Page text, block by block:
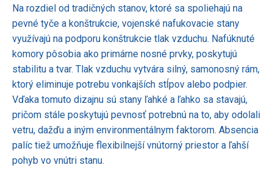
Na rozdiel od tradičných stanov, ktoré sa spoliehajú na
pevné tyče a konštrukcie, vojenské nafukovacie stany
využívajú na podporu konštrukcie tlak vzduchu. Nafúknuté
komory pôsobia ako primárne nosné prvky, poskytujú
stabilitu a tvar. Tlak vzduchu vytvára silný, samonosný rám,
ktorý eliminuje potrebu vonkajších stĺpov alebo podpier.
Vďaka tomuto dizajnu sú stany ľahké a ľahko sa stavajú,
pričom stále poskytujú pevnosť potrebnú na to, aby odolali
vetru, dažďu a iným environmentálnym faktorom. Absencia
palíc tiež umožňuje flexibilnejší vnútorný priestor a ľahší
pohyb vo vnútri stanu.